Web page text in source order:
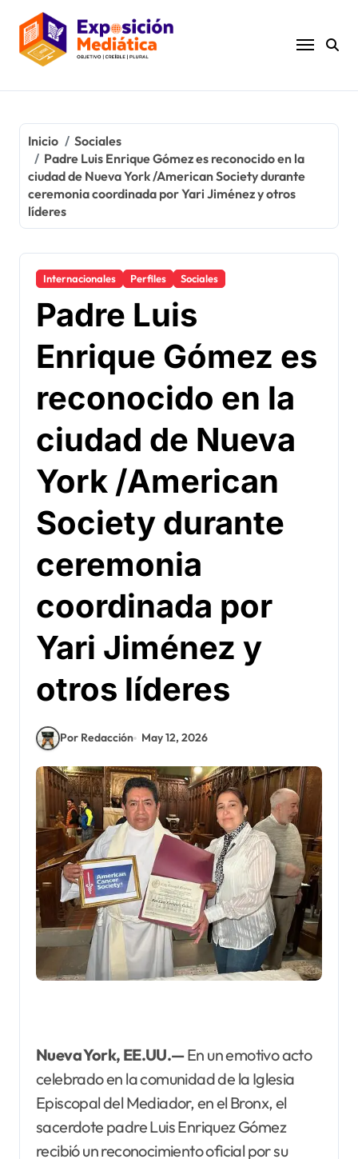
contenido
Inicio
Sociales
Padre Luis Enrique Gómez es reconocido en la
ciudad de Nueva York /American Society durante
ceremonia coordinada por Yari Jiménez y otros
líderes
Internacionales Perfiles Sociales
Padre Luis
Enrique Gómez es
reconocido en la
ciudad de Nueva
York /American
Society durante
ceremonia
coordinada por
Yari Jiménez y
otros líderes
Por Redacción May 12, 2026
Nueva York, EE.UU.—En un emotivo acto
celebrado en la comunidad de la Iglesia
Episcopal del Mediador, en el Bronx, el
sacerdote padre Luis Enriquez Gómez
recibió un reconocimiento oficial por su